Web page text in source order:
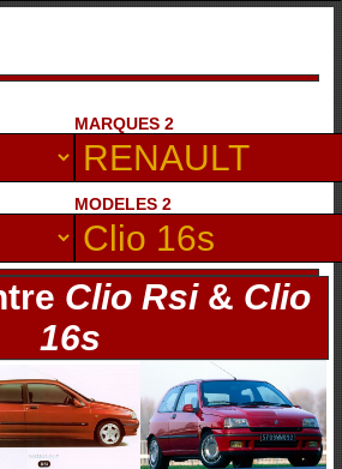
MARQUES 2
MODELES 2
Clio Rsi& Clio
16s